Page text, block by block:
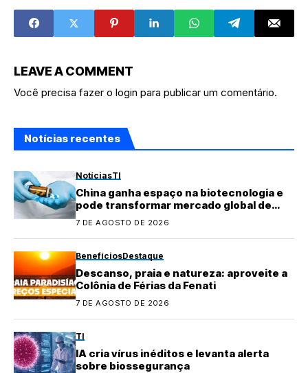
LEAVE A COMMENT
Você precisa fazer o login para publicar um comentário.
Notícias recentes
NotíciasTI
China ganha espaço na biotecnologia e
pode transformar mercado global de
medicamentos
7 DE AGOSTO DE 2026
BenefíciosDestaque
Descanso, praia e natureza: aproveite a
Colônia de Férias da Fenati
7 DE AGOSTO DE 2026
TI
IA cria vírus inéditos e levanta alerta
sobre biossegurança